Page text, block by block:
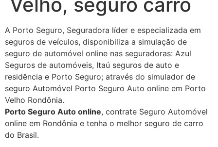
A Porto Seguro, Seguradora líder e especializada em
seguros de veículos, disponibiliza a simulação de
seguro de automóvel online nas seguradoras: Azul
Seguros de automóveis, Itaú seguros de auto e
residência e Porto Seguro; através do simulador de
seguro Automóvel Porto Seguro Auto online em Porto
Velho Rondônia.
Porto Seguro Auto online, contrate Seguro Automóvel
online em Rondônia e tenha o melhor seguro de carro
do Brasil.